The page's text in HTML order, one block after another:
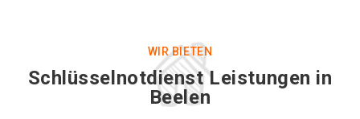
WIR BIETEN
Schlüsselnotdienst Leistungen in
Beelen